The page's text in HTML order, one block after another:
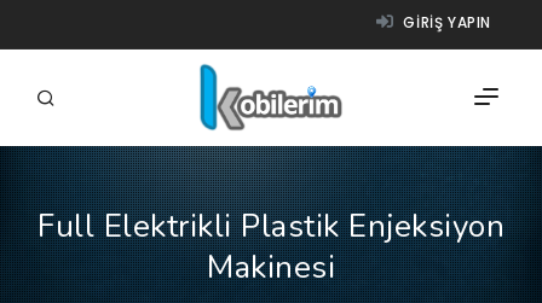
GIRIŞ YAPIN
FIRMALAR
ÜRÜNLER
Full Elektrikli Plastik Enjeksiyon
Makinesi